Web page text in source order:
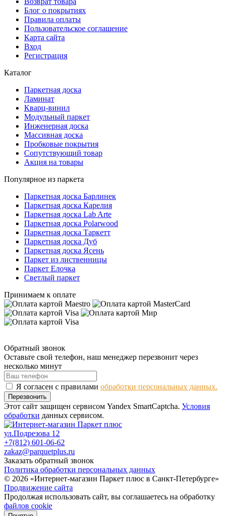
Блог о покрытиях
Правила оплаты
Пользовательское соглашение
Карта сайта
Вход
Регистрация
Каталог
Паркетная доска
Ламинат
Кварц-винил
Модульный паркет
Инженерная доска
Массивная доска
Пробковые покрытия
Сопутствующий товар
Акция на товары
Популярное из паркета
Паркетная доска Барлинек
Паркетная доска Карелия
Паркетная доска Lab Arte
Паркетная доска Polarwood
Паркетная доска Таркетт
Паркетная доска Дуб
Паркетная доска Ясень
Паркет из лиственницы
Паркет Елочка
Светлый паркет
Принимаем к оплате
Обратный звонок
Оставьте свой телефон, наш менеджер перезвонит через
несколько минут
Я согласен с правилами обработки персональных данных.
Перезвонить
Этот сайт защищен сервисом Yandex SmartCaptcha. Условия
обработки данных сервисом.
ул.Подрезова 12
+7(812) 601-06-62
zakaz@parquetplus.ru
Заказать обратный звонок
Политика обработки персональных данных
© 2026 «Интернет-магазин Паркет плюс в Санкт-Петербурге»
Продвижение сайта
Продолжая использовать сайт, вы соглашаетесь на обработку
файлов cookie